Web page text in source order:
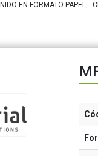
EN FORMATO PAPEL,